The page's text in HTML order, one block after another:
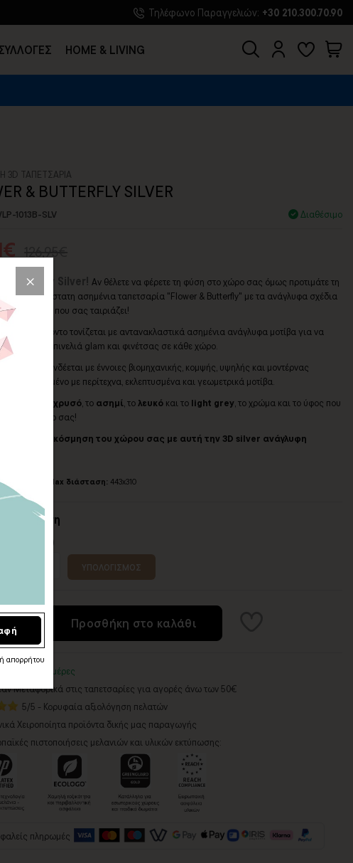
Τηλέφωνο Παραγγελιών: +30 210.300.70.90
HOME & LIVING
3D ΤΑΠΕΤΣΑΡΙΑ
& BUTTERFLY SILVER
1013B-SLV Διαθέσιμο
& Butterfly Silver!Αν θέλετε να φέρετε τη φύση στο χώρο σας όμως προτιμάτε τη
η τρισδιάστατη ασημένια ταπετσαρία "Flower & Butterfly" με τα ανάγλυφα σχέδια
είναι αυτή που σας ταιριάζει!
και ματ φόντο τονίζεται με αντανακλαστικά ασημένια ανάγλυφα μοτίβα για να
μια λεπτή πινελιά glam και φινέτσας σε κάθε χώρο.
χρώμα συνδέεται με έννοιες βιομηχανικής, κομψής, υψηλής και μοντέρνας
συνδυασμένο με περίτεχνα, εκλεπτυσμένα και γεωμετρικά μοτίβα.
ανάμεσα στοχρυσό, το ασημί, τολευκό και το light grey, το χρώμα και το ύφος που
το χώρο σας!
τη διακόσμηση του χώρου σας με αυτή την 3D silver ανάγλυφη
Max διάσταση: 443x310
διάσταση
Ύψος (εκ)
ΥΠΟΛΟΓΙΣΜΟΣ
Προσθήκη στο καλάθι
σε 3-5 ημέρες
Μεταφορικά στις ταπετσαρίες για αγορές άνω των 50€
5/5 - Κορυφαία αξιολόγηση πελατών
Χειροποίητα προϊόντα δικής μας παραγωγής
πιστοποιήσεις μελανιών και υλικών εκτύπωσης:
πληρωμές
απορρήτου